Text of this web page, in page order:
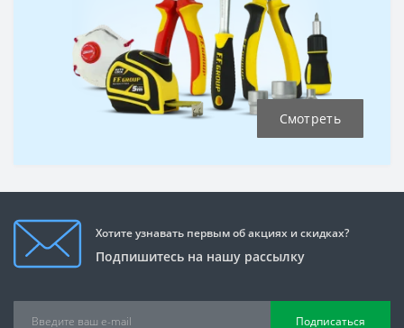
Смотреть
Хотите узнавать первым об акциях и скидках?
Подпишитесь на нашу рассылку
Подписаться